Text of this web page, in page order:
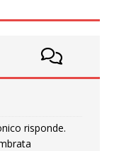
risponde.